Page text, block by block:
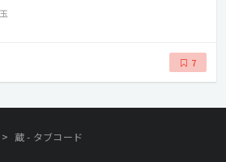
7
> 蔵 - タブコード